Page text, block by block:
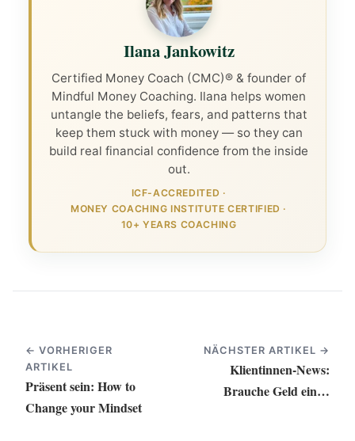
Ilana Jankowitz
Certified Money Coach (CMC)® & founder of
Mindful Money Coaching. Ilana helps women
untangle the beliefs, fears, and patterns that
keep them stuck with money — so they can
build real financial confidence from the inside
out.
ICF-ACCREDITED ·
MONEY COACHING INSTITUTE CERTIFIED ·
10+ YEARS COACHING
← VORHERIGER
ARTIKEL
Präsent sein: How to
Change your Mindset
NÄCHSTER ARTIKEL →
Klientinnen-News:
Brauche Geld einen